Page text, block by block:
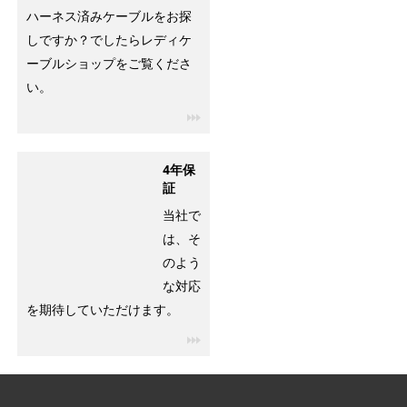
ハーネス済みケーブルをお探
しですか？でしたらレディケ
ーブルショップをご覧くださ
い。
4年保
証
当社で
は、そ
のよう
な対応
を期待していただけます。